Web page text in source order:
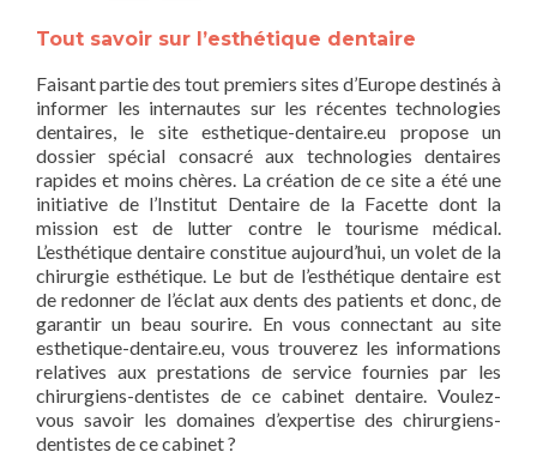
Tout savoir sur l’esthétique dentaire
Faisant partie des tout premiers sites d’Europe destinés à
informer les internautes sur les récentes technologies
dentaires, le site esthetique-dentaire.eu propose un
dossier spécial consacré aux technologies dentaires
rapides et moins chères. La création de ce site a été une
initiative de l’Institut Dentaire de la Facette dont la
mission est de lutter contre le tourisme médical.
L’esthétique dentaire constitue aujourd’hui, un volet de la
chirurgie esthétique. Le but de l’esthétique dentaire est
de redonner de l’éclat aux dents des patients et donc, de
garantir un beau sourire. En vous connectant au site
esthetique-dentaire.eu, vous trouverez les informations
relatives aux prestations de service fournies par les
chirurgiens-dentistes de ce cabinet dentaire. Voulez-
vous savoir les domaines d’expertise des chirurgiens-
dentistes de ce cabinet ?